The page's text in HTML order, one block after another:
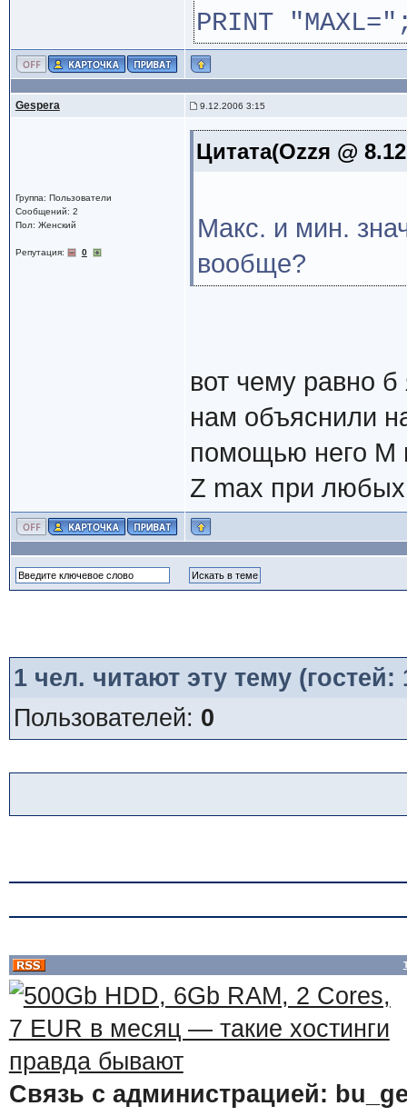
PRINT
Gespera 9.12.2006 3:15
Группа: Пользователи
Сообщений: 2
Пол: Женский
Репутация: 0
Цитата(Ozzя @
Макс. и мин.
вообще?
вот чему равно
нам объяснили
помощью него M
Z max при
1чел. читают эту тему
Пользователей: 0
Связь с администрацией: